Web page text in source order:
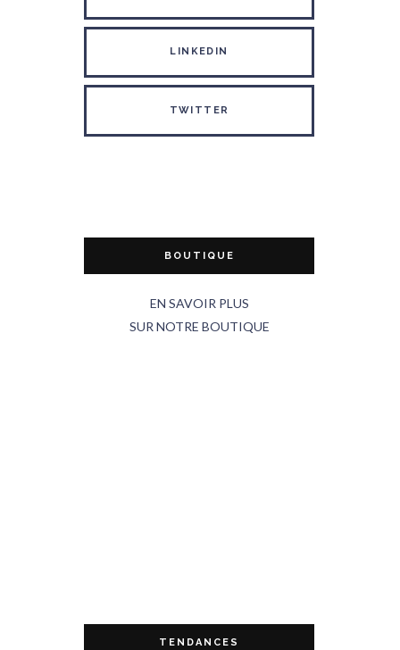
LINKEDIN
TWITTER
BOUTIQUE
EN SAVOIR PLUS
SUR NOTRE BOUTIQUE
TENDANCES